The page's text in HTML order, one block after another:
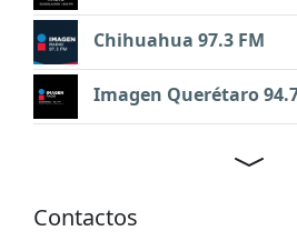
Chihuahua 97.3 FM
Imagen Querétaro
Contactos